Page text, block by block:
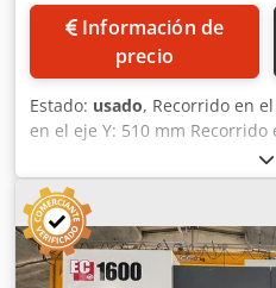
Información de
precio
Estado: usado, Recorrido en
en el eje Y: 510 mm Recorrido
Dsdpfxoztfuws Al Dskr
Número de posiciones para